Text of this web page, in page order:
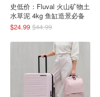
史低价：Fluval 火山矿物土
水草泥 4kg 鱼缸造景必备
$24.99 $44.99